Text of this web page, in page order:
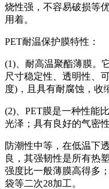
烧性强，不容易破损等
用着。
PET耐温保护膜特性：
(1)、耐高温聚酯薄膜。
尺寸稳定性、透明性、
度)，且具有耐腐蚀，收
(2)、PET膜是一种性能
光泽；具有良好的气密
防潮性中等，在低温下
良，其强韧性是所有热
强度比一般薄膜高得多
袋等二次28加工。